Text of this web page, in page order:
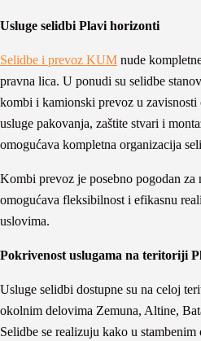
Usluge selidbi Plavi horizonti
Selidbe i prevoz KUM nude
pravna lica. U ponudi su selidbe
kombi i kamionski prevoz u zavisnosti
usluge pakovanja, zaštite stvari i
omogućava kompletna organizacija
Kombi prevoz je posebno pogodan
omogućava fleksibilnost i efikasnu
uslovima.
Pokrivenost uslugama na teritoriji
Usluge selidbi dostupne su na celoj
okolnim delovima Zemuna, Altine,
Selidbe se realizuju kako u